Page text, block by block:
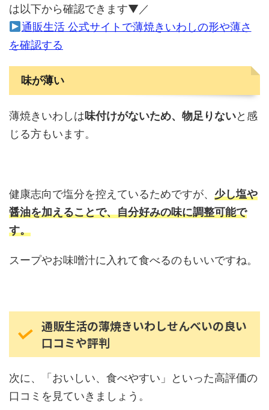
は以下から確認できます▼／
通販生活 公式サイトで薄焼きいわしの形や薄さ
を確認する
味が薄い
薄焼きいわしは味付けがないため、物足りないと感
じる方もいます。
健康志向で塩分を控えているためですが、 少し塩や
醤油を加えることで、自分好みの味に調整可能で
す。
スープやお味噌汁に入れて食べるのもいいですね。
通販生活の薄焼きいわしせんべいの良い
口コミや評判
次に、「おいしい、食べやすい」といった高評価の
口コミを見ていきましょう。